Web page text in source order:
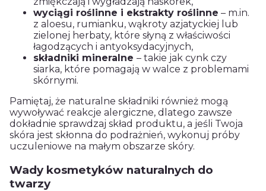
wyciągi roślinne i ekstrakty roślinne – m.in.
z aloesu, rumianku, wąkroty azjatyckiej lub
zielonej herbaty, które słyną z właściwości
łagodzących i antyoksydacyjnych,
składniki mineralne – takie jak cynk czy
siarka, które pomagają w walce z problemami
skórnymi.
Pamiętaj, że naturalne składniki również mogą
wywoływać reakcje alergiczne, dlatego zawsze
dokładnie sprawdzaj skład produktu, a jeśli Twoja
skóra jest skłonna do podrażnień, wykonuj próby
uczuleniowe na małym obszarze skóry.
Wady kosmetyków naturalnych do
twarzy